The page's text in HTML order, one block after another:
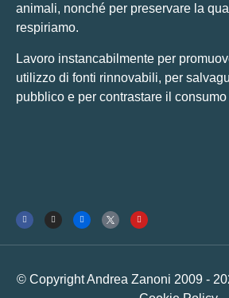
animali, nonché per preservare la
respiriamo.
Lavoro instancabilmente per
utilizzo di fonti rinnovabili, per
pubblico e per contrastare il
© Copyright Andrea Zanoni 2009 -